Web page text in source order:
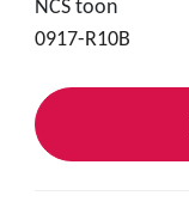
NCS toon
0917-R10B